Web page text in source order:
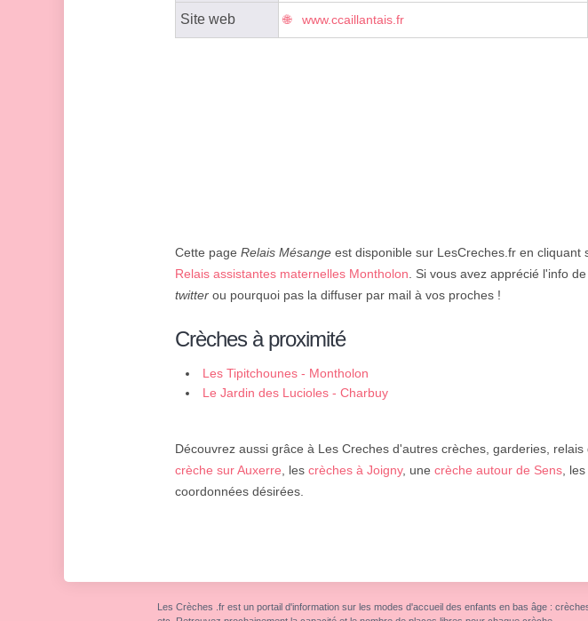
Site web www.ccaillantais.fr
Cette page Relais Mésange est disponible sur LesCreches.fr en cliquant
Relais assistantes maternelles Montholon. Si vous avez apprécié l'info
twitter ou pourquoi pas la diffuser par mail à vos proches !
Crèches à proximité
Les Tipitchounes - Montholon
Le Jardin des Lucioles - Charbuy
Découvrez aussi grâce à Les Creches d'autres crèches, garderies,
crèche sur Auxerre, les crèches à Joigny, une crèche autour de Sens, les
coordonnées désirées.
Les Crèches .fr est un portail d'information sur les modes d'accueil des enfants en bas âge :